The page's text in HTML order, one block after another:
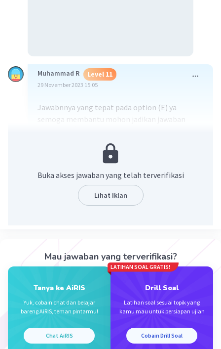
Muhammad R Level 11
29 November 2023 15:05
Jawabnnya yang tepat pada option (E) ya
semoga membantu mohon jadikan jawaban
Zemlya Z Level 4
30 November 2023 13:06
Buka akses jawaban yang telah terverifikasi
Lihat Iklan
Mau jawaban yang terverifikasi?
Tanya ke AiRIS
Yuk, cobain chat dan belajar
bareng AiRIS, teman pintarmu!
Chat AiRIS
LATIHAN SOAL GRATIS!
Drill Soal
Latihan soal sesuai topik yang
kamu mau untuk persiapan ujian
Cobain Drill Soal